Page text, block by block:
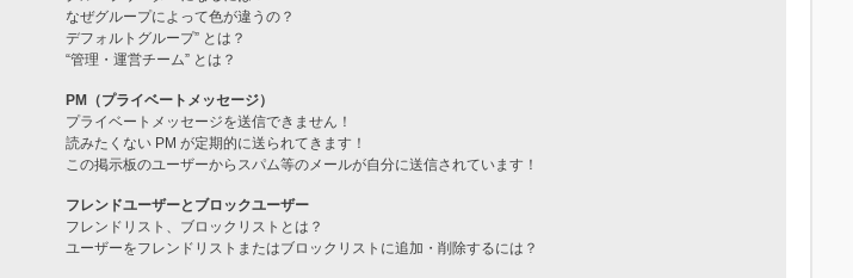
なぜグループによって色が違うの？
デフォルトグループ” とは？
“管理・運営チーム” とは？
PM（プライベートメッセージ）
プライベートメッセージを送信できません！
読みたくない PM が定期的に送られてきます！
この掲示板のユーザーからスパム等のメールが自分に送信されています！
フレンドユーザーとブロックユーザー
フレンドリスト、ブロックリストとは？
ユーザーをフレンドリストまたはブロックリストに追加・削除するには？